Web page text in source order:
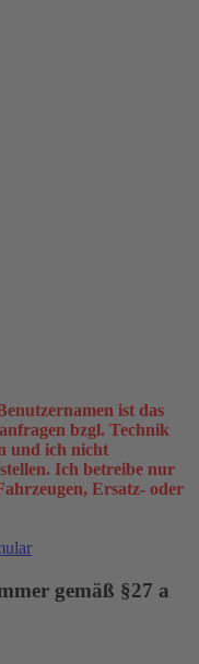
ist das
bzgl. Technik
und ich nicht
Ich betreibe nur
Ersatz- oder
gemäß §27 a